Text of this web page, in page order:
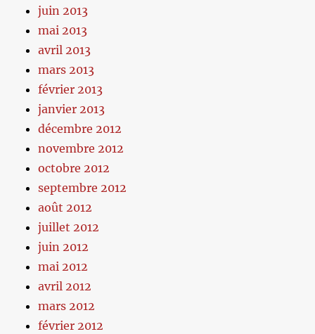
juin 2013
mai 2013
avril 2013
mars 2013
février 2013
janvier 2013
décembre 2012
novembre 2012
octobre 2012
septembre 2012
août 2012
juillet 2012
juin 2012
mai 2012
avril 2012
mars 2012
février 2012